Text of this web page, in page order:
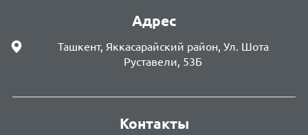
Адрес
Ташкент, Яккасарайский район, Ул. Шота
Руставели, 53Б
Контакты